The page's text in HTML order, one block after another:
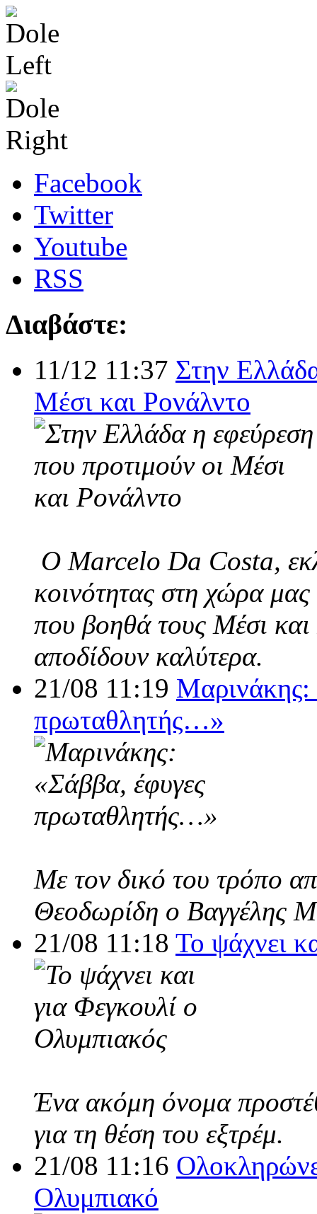
Facebook
Twitter
Youtube
RSS
Διαβάστε:
11/12 11:37 Στην
Μέσι και Ρονάλντο
Ο Marcelo Da Costa,
κοινότητας στη χώρα
που βοηθά τους Μέσι και
αποδίδουν καλύτερα.
21/08 11:19 Μαρινάκης:
πρωταθλητής…»
Με τον δικό του τρόπο
Θεοδωρίδη ο Βαγγέλης
21/08 11:18 Το ψάχνει
Ένα ακόμη όνομα
για τη θέση του εξτρέμ.
21/08 11:16
Ολυμπιακό